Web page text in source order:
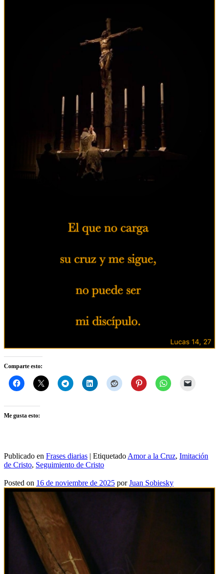
Comparte esto:
Me gusta esto:
Publicado en Frases diarias EtiquetadoAmor a la Cruz, Imitación
de Cristo, Seguimiento de Cristo
Posted on 16 de noviembre de 2025 porJuan Sobiesky